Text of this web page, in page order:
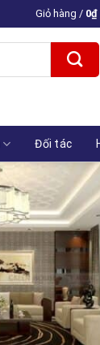
Giỏ hàng / 0₫
Đối tác